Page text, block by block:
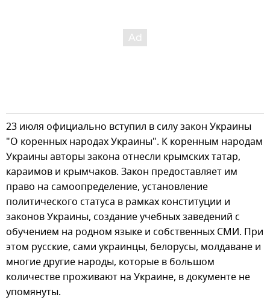
23 июля официально вступил в силу закон Украины
"О коренных народах Украины". К коренным народам
Украины авторы закона отнесли крымских татар,
караимов и крымчаков. Закон предоставляет им
право на самоопределение, установление
политического статуса в рамках конституции и
законов Украины, создание учебных заведений с
обучением на родном языке и собственных СМИ. При
этом русские, сами украинцы, белорусы, молдаване и
многие другие народы, которые в большом
количестве проживают на Украине, в документе не
упомянуты.